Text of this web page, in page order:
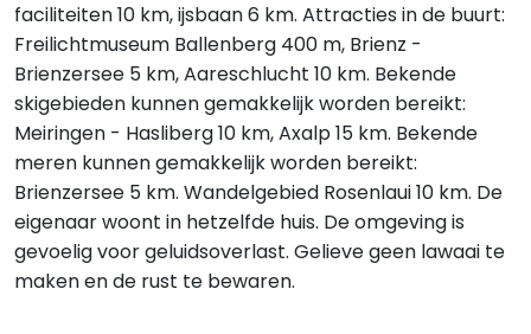
faciliteiten 10 km, ijsbaan 6 km. Attracties in de buurt:
Freilichtmuseum Ballenberg 400 m, Brienz -
Brienzersee 5 km, Aareschlucht 10 km. Bekende
skigebieden kunnen gemakkelijk worden bereikt:
Meiringen - Hasliberg 10 km, Axalp 15 km. Bekende
meren kunnen gemakkelijk worden bereikt:
Brienzersee 5 km. Wandelgebied Rosenlaui 10 km. De
eigenaar woont in hetzelfde huis. De omgeving is
gevoelig voor geluidsoverlast. Gelieve geen lawaai te
maken en de rust te bewaren.